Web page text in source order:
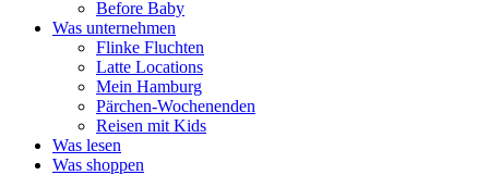
Before Baby
Was unternehmen
Flinke Fluchten
Latte Locations
Mein Hamburg
Pärchen-Wochenenden
Reisen mit Kids
Was lesen
Was shoppen